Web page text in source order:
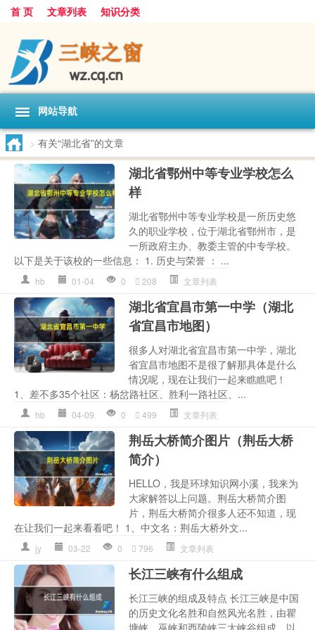
首 页 文章列表 知识分类
网站导航
> 有关“湖北省”的文章
湖北省鄂州中等专业学校怎么
样
湖北省鄂州中等专业学校是一所历史悠
久的职业学校，位于湖北省鄂州市，是
一所政府主办、教委主管的中专学校。
以下是关于该校的一些信息： 1. 历史与荣誉 ： ...
hb 01-04 0 208 文章列表
湖北省宜昌市第一中学（湖北
省宜昌市地图）
很多人对湖北省宜昌市第一中学，湖北
省宜昌市地图不是很了解那具体是什么
情况呢，现在让我们一起来瞧瞧吧！
1、差不多35个社区：杨岔路社区、胜利一路社区、...
hb 04-09 0 499 文章列表
荆岳大桥简介图片（荆岳大桥
简介）
HELLO，我是环球知识网小溪，我来为
大家解答以上问题。荆岳大桥简介图
片，荆岳大桥简介很多人还不知道，现
在让我们一起来看看吧！ 1、中文名：荆岳大桥外文...
jy 03-22 0 796 文章列表
长江三峡有什么组成
长江三峡的组成及特点 长江三峡是中国
的历史文化名胜和自然风光名胜，由瞿
塘峡、巫峡和西陵峡三大峡谷组成，以